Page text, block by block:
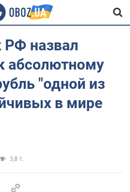
РФ назвал
абсолютному
"одной из
в мире
3,8 т.